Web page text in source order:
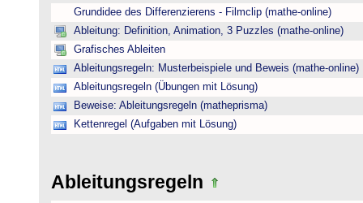
Grundidee des Differenzierens - Filmclip (mathe-online)
Ableitung: Definition, Animation, 3 Puzzles (mathe-online)
Grafisches Ableiten
Ableitungsregeln: Musterbeispiele und Beweis (mathe-online)
Ableitungsregeln (Übungen mit Lösung)
Beweise: Ableitungsregeln (matheprisma)
Kettenregel (Aufgaben mit Lösung)
Ableitungsregeln